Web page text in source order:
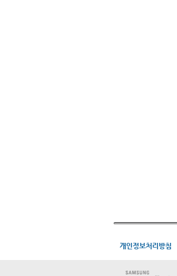
개인정보처리방침